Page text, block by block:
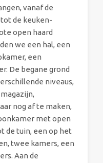
vanaf de
de keuken-
open haard
we een hal, een
een
De begane grond
niveaus,
nog af te maken,
met open
de tuin, een op het
twee kamers, een
Aan de